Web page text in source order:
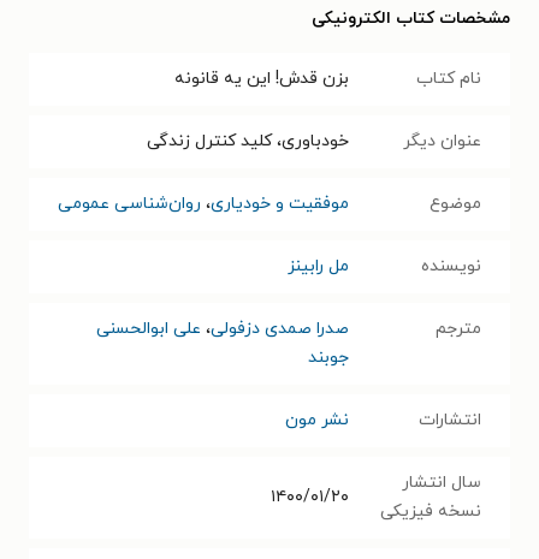
مشخصات کتاب الکترونیکی
نام کتاب بزن قدش! این یه قانونه
عنوان دیگر خودباوری، کلید کنترل زندگی
موضوع موفقیت و خودیاری، روان‌شناسی عمومی
نویسنده مل رابینز
مترجم صدرا صمدی دزفولی، علی ابوالحسنی
جوبند
انتشارات نشر مون
سال انتشار
نسخه فیزیکی
۱۴۰۰/۰۱/۲۰